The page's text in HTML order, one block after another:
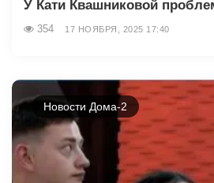
У Кати Квашниковой
354 17 НОЯБРЯ, 2025 17:40
Новости Дома-2